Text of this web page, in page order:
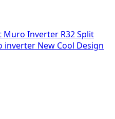
Muro Inverter R32Split
inverter New Cool Design